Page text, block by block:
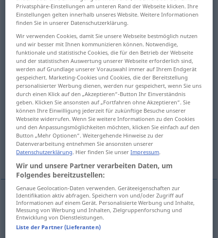
Übersicht aller Übersetzungen
Geschöpf, Wesen, Kreatur Kreatur, Tier
Haustier Geschöpf, Ding
Kreatur, Günstling
Sklave, Sklavin, Handlangerin, Werkzeug
Weitere Beispiele...
Geschöpfn creaturebeing
Wesenn creaturebeing
Privatsphäre-Einstellungen am unteren Rand der Webseite klicken. Ihre
Einstellungen gelten innerhalb unseres Website. Weitere Informationen
finden Sie in unserer Datenschutzerklärung.
Wir verwenden Cookies, damit Sie unsere Webseite bestmöglich nutzen
und wir besser mit Ihnen kommunizieren können. Notwendige,
funktionale und statistische Cookies, die für den Betrieb der Webseite
und der statistischen Auswertung unserer Webseite erforderlich sind,
werden auf Grundlage unserer Vorauswahl immer auf Ihrem Endgerät
gespeichert. Marketing-Cookies und Cookies, die der Bereitstellung
personalisierter Werbung dienen, werden nur gespeichert, wenn Sie uns
durch einen Klick auf den „Akzeptieren“-Button Ihr Einverständnis
geben. Klicken Sie ansonsten auf „Fortfahren ohne Akzeptieren“. Sie
können Ihre Einwilligung jederzeit für zukünftige Besuche unserer
Webseite widerrufen. Wenn Sie weitere Informationen zu den Cookies
und den Anpassungsmöglichkeiten möchten, klicken Sie einfach auf den
Button „Mehr Optionen“. Weitergehende Hinweise zu der
Datenverarbeitung entnehmen Sie ansonsten unserer
Datenschutzerklärung. Hier finden Sie unserImpressum.
Wir und unsere Partner verarbeiten Daten, um
Folgendes bereitzustellen:
Genaue Geolocation-Daten verwenden. Geräteeigenschaften zur
Identifikation aktiv abfragen. Speichern von und/oder Zugriff auf
Informationen auf einem Gerät. Personalisierte Werbung und Inhalte,
Messung von Werbung und Inhalten, Zielgruppenforschung und
Entwicklung von Dienstleistungen.
Liste der Partner (Lieferanten)